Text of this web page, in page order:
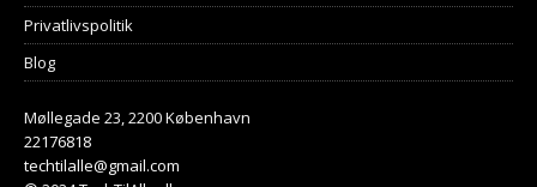
Privatlivspolitik
Blog
Møllegade 23, 2200 København
22176818
techtilalle@gmail.com